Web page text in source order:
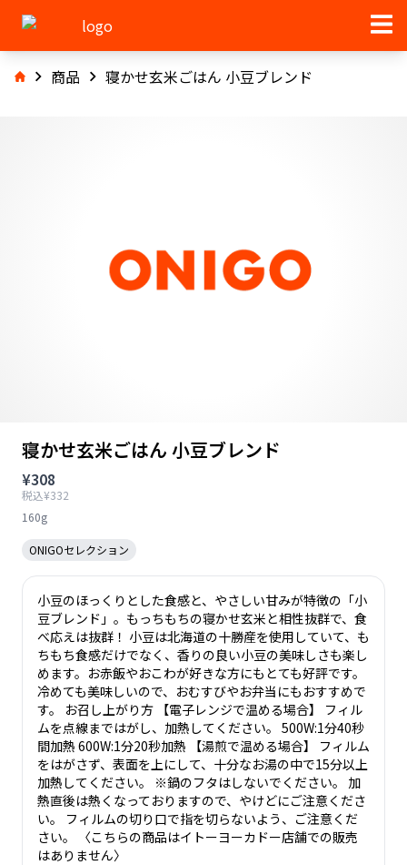
商品 寝かせ玄米ごはん 小豆ブレンド
寝かせ玄米ごはん 小豆ブレンド
¥308
税込¥332
160g
ONIGOセレクション
小豆のほっくりとした食感と、やさしい甘みが特徴の「小
豆ブレンド」。もっちもちの寝かせ玄米と相性抜群で、食
べ応えは抜群！ 小豆は北海道の十勝産を使用していて、も
ちもち食感だけでなく、香りの良い小豆の美味しさも楽し
めます。お赤飯やおこわが好きな方にもとても好評です。
冷めても美味しいので、おむすびやお弁当にもおすすめで
す。 お召し上がり方 【電子レンジで温める場合】 フィル
ムを点線まではがし、加熱してください。 500W:1分40秒
間加熱 600W:1分20秒加熱 【湯煎で温める場合】 フィルム
をはがさず、表面を上にして、十分なお湯の中で15分以上
加熱してください。 ※鍋のフタはしないでください。 加
熱直後は熱くなっておりますので、やけどにご注意くださ
い。 フィルムの切り口で指を切らないよう、ご注意くだ
さい。 〈こちらの商品はイトーヨーカドー店舗での販売
はありません〉